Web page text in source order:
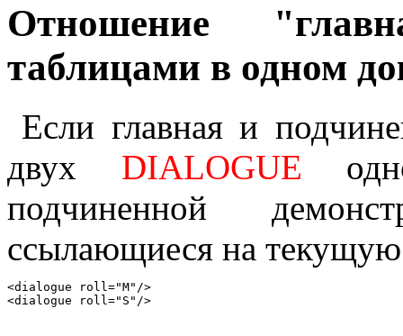
Отношение
таблицами в одном
Если главная и
двух DIALOGUE
подчиненной
ссылающиеся на текущую
<dialogue roll="M"/>